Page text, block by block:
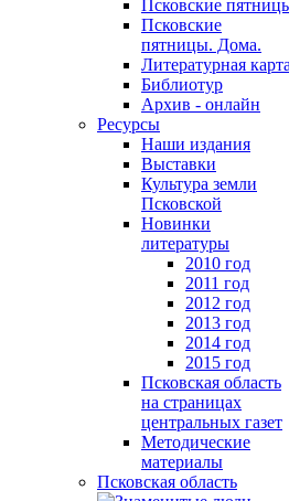
Псковские
Псковские
пятницы. Дома.
Литературная карта
Библиотур
Архив - онлайн
Ресурсы
Наши издания
Выставки
Культура земли
Псковской
Новинки
литературы
2010 год
2011 год
2012 год
2013 год
2014 год
2015 год
Псковская область
на страницах
центральных газет
Методические
материалы
Псковская область